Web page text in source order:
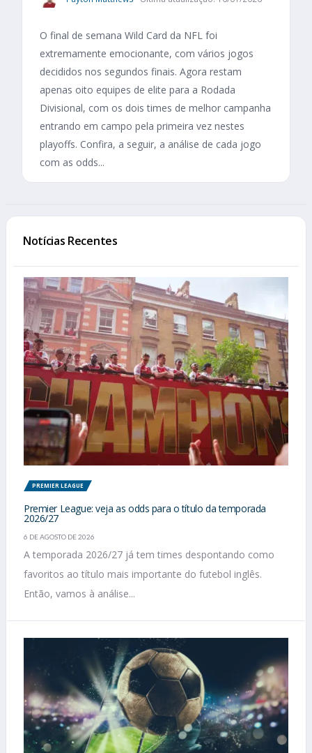
O final de semana Wild Card da NFL foi
extremamente emocionante, com vários jogos
decididos nos segundos finais. Agora restam
apenas oito equipes de elite para a Rodada
Divisional, com os dois times de melhor campanha
entrando em campo pela primeira vez nestes
playoffs. Confira, a seguir, a análise de cada jogo
com as odds...
Notícias Recentes
PREMIER LEAGUE
Premier League: veja as odds para o título da temporada
2026/27
6 DE AGOSTO DE 2026
A temporada 2026/27 já tem times despontando como
favoritos ao título mais importante do futebol inglês.
Então, vamos à análise...